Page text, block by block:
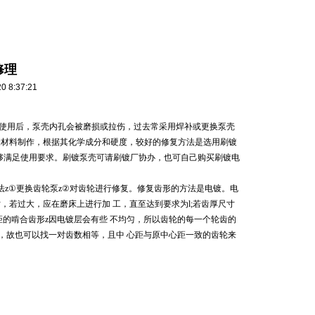
理
8:37:21
用后，泵壳内孔会被磨损或拉伤，过去常采用焊补或更换泵壳
料制作，根据其化学成分和硬度，较好的修复方法是选用刷镀
足使用要求。刷镀泵壳可请刷镀厂协办，也可自己购买刷镀电
z①更换齿轮泵z②对齿轮进行修复。修复齿形的方法是电镀。电
若过大，应在磨床上进行加 工，直至达到要求为l;若齿厚尺寸
啃合齿形z因电镀层会有些 不均匀，所以齿轮的每一个轮齿的
也可以找一对齿数相等，且中 心距与原中心距一致的齿轮来